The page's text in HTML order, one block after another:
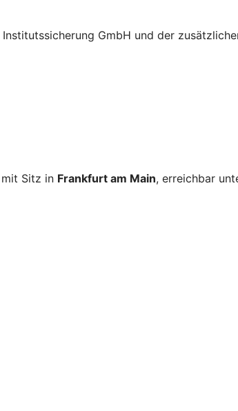
GmbH und der
mit Sitz in Frankfurt am Main, erreichbar